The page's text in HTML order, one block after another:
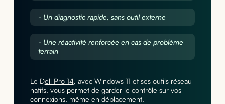
- Un diagnostic rapide, sans outil externe
- Une réactivité renforcée en cas de problème
terrain
Le Dell Pro 14, avec Windows 11 et ses outils réseau
natifs, vous permet de garder le contrôle sur vos
connexions, même en déplacement.